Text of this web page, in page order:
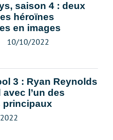
saison 4 : deux
héroïnes
en images
10/10/2022
3 : Ryan Reynolds
l’un des
principaux